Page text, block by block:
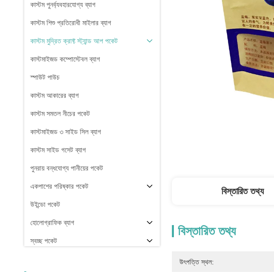
কাস্টম পুনর্ব্যবহারযোগ্য ব্যাগ
কাস্টম শিশু প্রতিরোধী মাইলার ব্যাগ
কাস্টম মুদ্রিত ক্রাফ্ট স্ট্যান্ড আপ পকেট
কাস্টমাইজড কম্পোস্টেবল ব্যাগ
স্পাউট পাউচ
কাস্টম আকারের ব্যাগ
কাস্টম সমতল নীচের পকেট
কাস্টমাইজড ৩ সাইড সিল ব্যাগ
কাস্টম সাইড গসেট ব্যাগ
পুনরায় বন্ধযোগ্য পানীয়ের পকেট
একপাশের পরিষ্কার পকেট
উইন্ডো পকেট
হোলোগ্রাফিক ব্যাগ
স্বচ্ছ পকেট
বিস্তারিত তথ্য
বিস্তারিত তথ্য
উৎপত্তি স্থল: